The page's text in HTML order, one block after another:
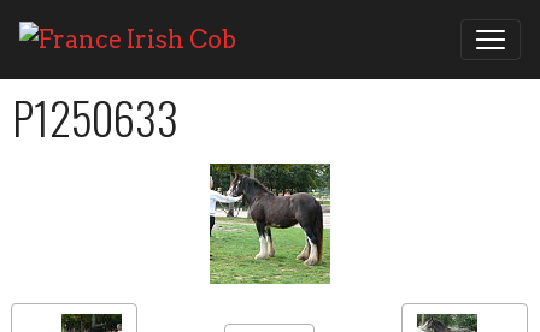
P1250633